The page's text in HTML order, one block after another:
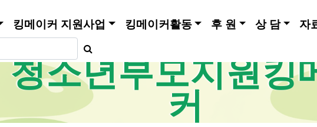
킹메이커 지원사업 킹메이커활동 후 원 상 담 자
청소년부모지원킹
커